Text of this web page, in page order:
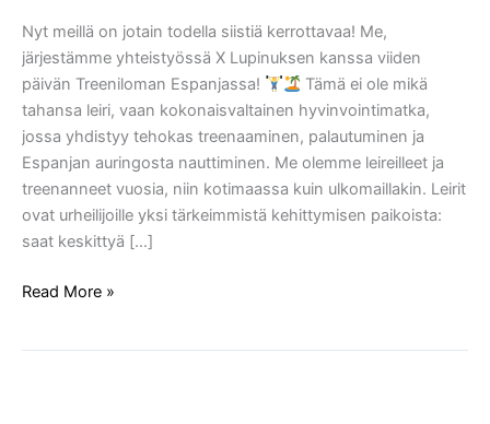
Nyt meillä on jotain todella siistiä kerrottavaa! Me,
järjestämme yhteistyössä X Lupinuksen kanssa viiden
päivän Treeniloman Espanjassa!
Tämä ei ole mikä
tahansa leiri, vaan kokonaisvaltainen hyvinvointimatka,
jossa yhdistyy tehokas treenaaminen, palautuminen ja
Espanjan auringosta nauttiminen. Me olemme leireilleet ja
treenanneet vuosia, niin kotimaassa kuin ulkomaillakin. Leirit
ovat urheilijoille yksi tärkeimmistä kehittymisen paikoista:
saat keskittyä […]
Read More »